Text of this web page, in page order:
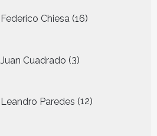
Federico Chiesa 16
producten
Juan Cuadrado 3
producten
Leandro Paredes 12
producten